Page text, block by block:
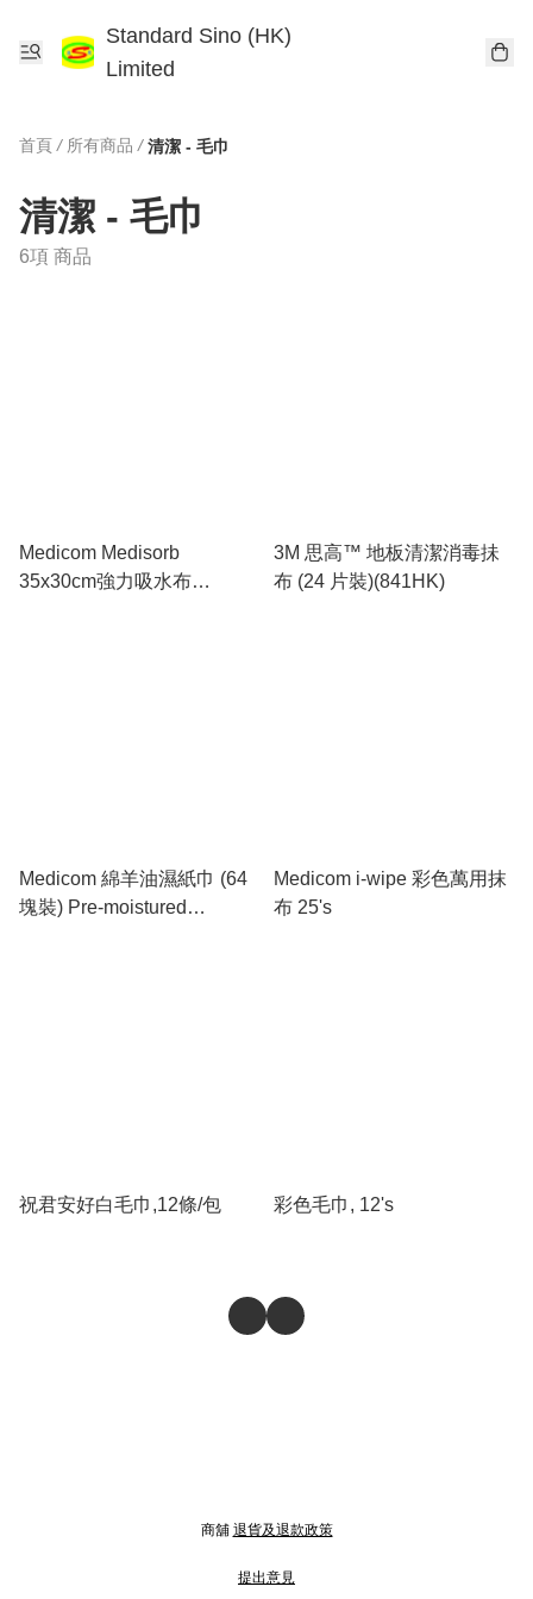
Standard Sino (HK)
Limited
首頁 / 所有商品 / 清潔 - 毛巾
清潔 - 毛巾
6項 商品
Medicom Medisorb
35x30cm強力吸水布
3M 思高™ 地板清潔消毒抺
布 (24 片裝)(841HK)
Medicom 綿羊油濕紙巾 (64
塊裝) Pre-moistured
Medicom i-wipe 彩色萬用抹
布 25's
祝君安好白毛巾,12條/包 彩色毛巾, 12's
商舖 退貨及退款政策
提出意見